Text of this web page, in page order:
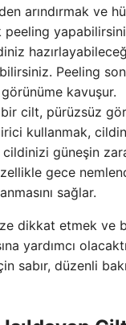
arındırmak ve
peeling
Peeling
kavuşur.
cilt, pürüzsüz
kullanmak,
güneşin
gece
sağlar.
dikkat etmek ve
yardımcı
sabır, düzenli